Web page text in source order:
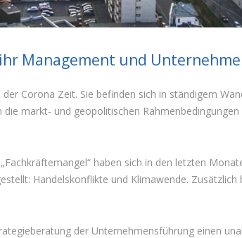
Management und
Corona Zeit. Sie befinden sich in ständigem
markt- und geopolitischen
haben sich in den letzten
Handelskonflikte und Klimawende.
der Unternehmensführung einen